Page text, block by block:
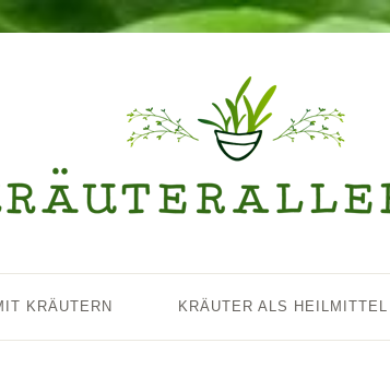
KRÄUTERN KRÄUTER ALS HEILMITTEL